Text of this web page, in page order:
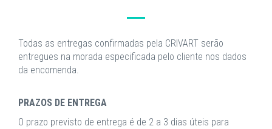
Todas as entregas confirmadas pela CRIVART serão
entregues na morada especificada pelo cliente nos dados
da encomenda.
PRAZOS DE ENTREGA
O prazo previsto de entrega é de 2 a 3 dias úteis para